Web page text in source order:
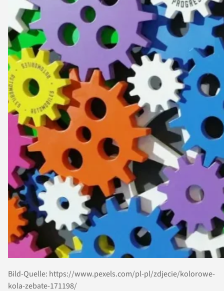
Bild-Quelle: https://www.pexels.com/pl-pl/zdjecie/kolorowe-
kola-zebate-171198/